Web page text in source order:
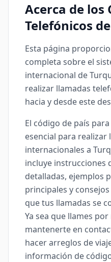
Acerca de los
Telefónicos
Esta página
completa sobre el
internacional de
realizar llamadas
hacia y desde este
El código de país
esencial para realizar
internacionales a
incluye instrucciones
detalladas, ejemplos
principales y
que tus llamadas se
Ya sea que llames
mantenerte en
hacer arreglos de
información de